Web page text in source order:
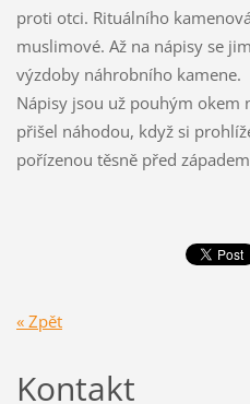
proti otci. Rituálního
muslimové. Až na nápisy se
výzdoby náhrobního kamene.
Nápisy jsou už pouhým okem
přišel náhodou, když si
pořízenou těsně před
« Zpět
Kontakt